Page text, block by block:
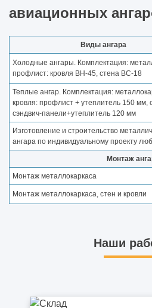
авиационных
Виды ангара
Холодные ангары. Комплектация:
профлист: кровля ВН-45, стена ВС-18
Теплые ангар. Комплектация:
кровля: профлист + утеплитель 150 мм,
сэндвич-панели+утеплитель 120 мм
Изготовление и строительство
ангара по индивидуальному проекту
Монтаж
Монтаж металлокаркаса
Монтаж металлокаркаса, стен и кровли
Наши